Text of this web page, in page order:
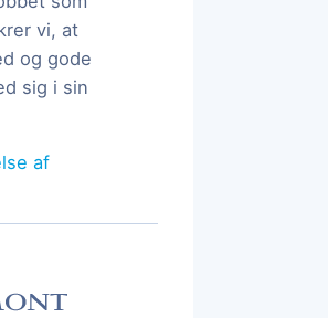
vi, at
og gode
sig i sin
af